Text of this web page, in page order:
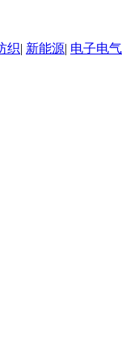
织| 新能源| 电子电气